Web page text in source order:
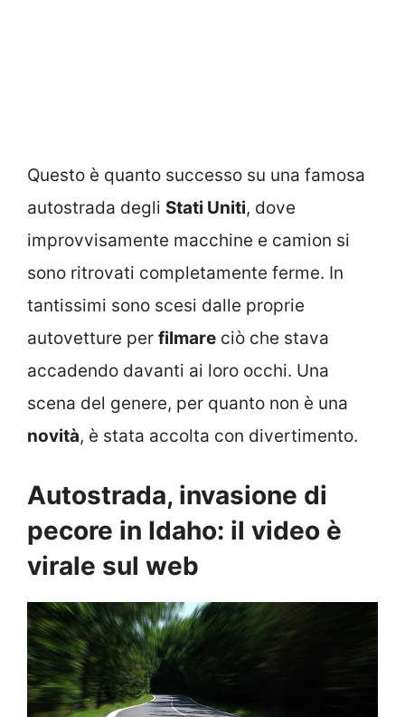
Questo è quanto successo su una famosa
autostrada degli Stati Uniti, dove
improvvisamente macchine e camion si
sono ritrovati completamente ferme. In
tantissimi sono scesi dalle proprie
autovetture per filmare ciò che stava
accadendo davanti ai loro occhi. Una
scena del genere, per quanto non è una
novità, è stata accolta con divertimento.
Autostrada, invasione di
pecore in Idaho: il video è
virale sul web